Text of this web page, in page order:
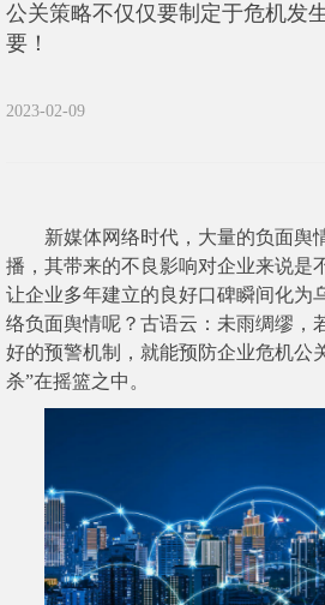
公关策略不仅仅要制定于危机发
要！
2023-02-09
新媒体网络时代，大量的负面舆
播，其带来的不良影响对企业来说是
让企业多年建立的良好口碑瞬间化为
络负面舆情呢？古语云：未雨绸缪，
好的预警机制，就能预防企业危机公
杀”在摇篮之中。